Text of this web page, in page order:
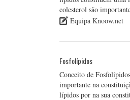
colesterol são
Equipa Knoow.net
Fosfolípidos
Conceito de
importante na
lípidos por na sua